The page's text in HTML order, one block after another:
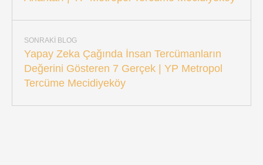
SONRAKI BLOG
Yapay Zeka Çağında İnsan Tercümanların
Değerini Gösteren 7 Gerçek | YP Metropol
Tercüme Mecidiyeköy